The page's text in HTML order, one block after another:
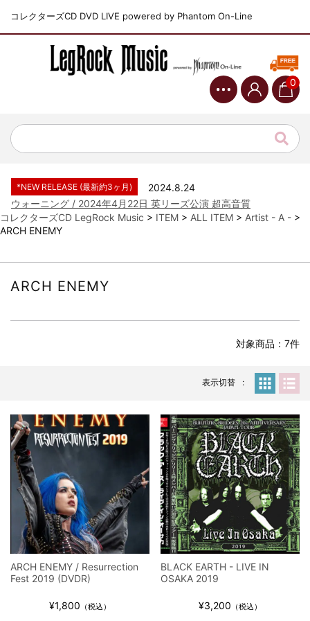
コレクターズCD DVD LIVE powered by Phantom On-Line
0
ジャーニー / 1979年5月8+9日 コロラド州 2公演 SBD 完全収録！
*NEW RELEASE (最新約3ヶ月)
2024.11.9
*NEW RELEASE (最新約3ヶ月)
2024.8.24
ウォーニング / 2024年4月22日 英リーズ公演 超高音質
IEM+Aud！
*NEW RELEASE (最新約3ヶ月)
収録！
*NEW RELEASE (最新約3ヶ月)
スコーピオンズ / 2024年6月15日 リスボン公演 FHD 完全収録！
マネスキン / 2024年6月9日 ドイツ ROCK AM RING 公演 FHD 完
リアム・ギャラガー / 2024年6月1日 英国シェフィールド公演 完
全収録！
*NEW RELEASE (最新約3ヶ月)
2024.6.9
メガデス / 2023年8月4日 ドイツ W.O.A. 公演 FHD 完全収録！
*NEW RELEASE (最新約3ヶ月)
2024.6.9
ユーライア・ヒープ / 2023年8月3日 ドイツ W.O.A. 公演 FHD 完
全収録！
*NEW RELEASE (最新約3ヶ月)
2024.6.9
ジャーニー / 1979年5月8+9日 コロラド州 2公演 SBD 完全収録！
*NEW RELEASE (最新約3ヶ月)
2024.11.9
*NEW RELEASE (最新約3ヶ月)
コレクターズCD LegRock Music > ITEM > ALL ITEM > Artist - A - >
ARCH ENEMY
ARCH ENEMY
対象商品：7件
表示切替
ARCH ENEMY / Resurrection
Fest 2019 (DVDR)
¥1,800 （税込）
BLACK EARTH - LIVE IN
OSAKA 2019
¥3,200 （税込）